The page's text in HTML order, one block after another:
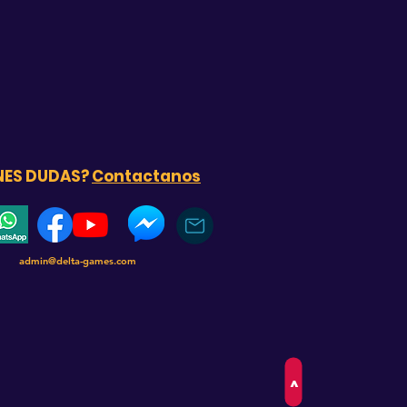
>
DUDAS?Contactanos
admin@delta-games.com